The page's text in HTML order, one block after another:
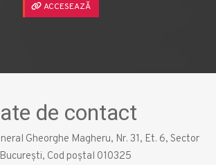
ACCESEAZĂ
de contact
Gheorghe Magheru, Nr. 31, Et. 6, Sector
Cod poștal 010325